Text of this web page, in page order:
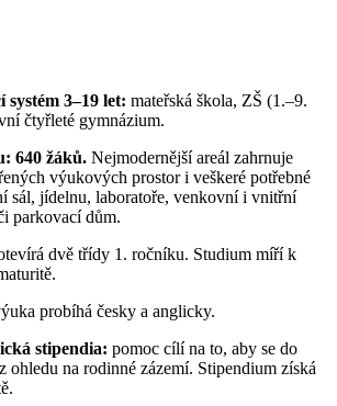
systém 3–19 let: mateřská škola, ZŠ (1.–9.
čtyřleté gymnázium.
640 žáků. Nejmodernější areál zahrnuje
výukových prostor i veškeré potřebné
sál, jídelnu, laboratoře, venkovní i vnitřní
parkovací dům.
dvě třídy 1. ročníku. Studium míří k
probíhá česky a anglicky.
stipendia: pomoc cílí na to, aby se do
ohledu na rodinné zázemí. Stipendium získá